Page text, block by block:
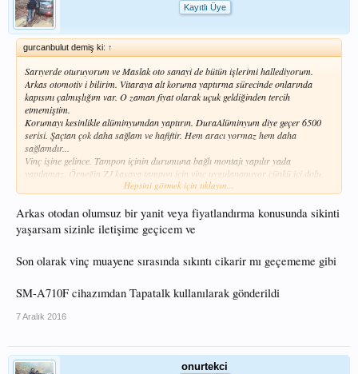
Kayıtlı Üye
gurcanbulut demiş ki: ↑
Sarıyerde oturuyorum ve Maslak oto sanayi de bütün işlerimi hallediyorum.
Arkas otomotiv i bilirim. Vitaraya alt koruma yaptırma sürecinde onlarında
kapısını çalmışlığım var. O zaman fiyat olarak uçuk geldiğinden tercih
etmemiştim.
Korumayı kesinlikle alüminyumdan yaptırın. DuraAlüminyum diye geçer 6500
serisi. Şaçtan çok daha sağlam ve hafiftir. Hem aracı yormaz hem daha
sağlamdır...
Vinç işine gelince. Tampon içinin durumuna bağlı montajı yapılır yada
yapılamaz. Örneğin ZJ kasaya tampon için vinç uygulanamıyor çünkü içi dolu.
Mecburen tampon yaptırılıyor. Ama KJ ye uygulama yapılıyor. Usta görsün bi
baksın.
Aklınıza takılan bir soru olursa seve seve yanıtlarım. Keyifli geziler olsun...
Hepsini görmek için tıklayın...
Arkas otodan olumsuz bir yanit veya fiyatlandırma konusunda sikinti
yaşarsam sizinle iletişime geçicem ve
Son olarak vinç muayene sırasında sıkıntı cikarir mı geçememe gibi
SM-A710F cihazımdan Tapatalk kullanılarak gönderildi
7 Aralık 2016
onurtekci